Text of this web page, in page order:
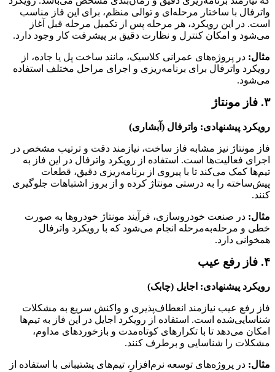
واترفال با ساختار مرحله‌ای و توالی منظم، برای این فاز مناسب
است. در این رویکرد، هر مرحله پس از تکمیل مرحله قبل آغاز
می‌شود و امکان کنترل و نظارت دقیق بر پیشرفت کار وجود دارد.
مثال: در پروژه‌های عمرانی کلاسیک، مانند ساخت پل یا جاده، از
رویکرد واترفال برای برنامه‌ریزی و اجرای مراحل مختلف استفاده
می‌شود.
۳. فاز مونتاژ
رویکرد پیشنهادی: واترفال (آبشاری)
فاز مونتاژ نیز مشابه فاز ساخت، نیازمند دقت و ترتیب مشخص در
اجرای فعالیت‌ها است. استفاده از رویکرد واترفال در این فاز به
تیم‌ها کمک می‌کند تا با پیروی از برنامه‌ریزی دقیق، قطعات
پیش‌ساخته را به درستی مونتاژ کرده و از بروز اشتباهات جلوگیری
کنند.
مثال: در صنعت خودروسازی، فرآیند مونتاژ خودروها به صورت
خطی و مرحله‌به‌مرحله انجام می‌شود که با رویکرد واترفال
همخوانی دارد.
۴. فاز رفع عیب
رویکرد پیشنهادی: اجایل (چابک)
فاز رفع عیب نیازمند انعطاف‌پذیری و واکنش سریع به مشکلات
شناسایی‌شده است. استفاده از رویکرد اجایل در این فاز به تیم‌ها
امکان می‌دهد تا با تکرارهای کوتاه‌مدت و بازخوردهای مداوم،
مشکلات را شناسایی و برطرف کنند.
مثال: در پروژه‌های توسعه نرم‌افزار، تیم‌های پشتیبانی با استفاده از